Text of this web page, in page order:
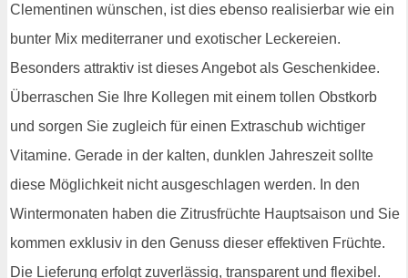
Clementinen wünschen, ist dies ebenso realisierbar wie ein
bunter Mix mediterraner und exotischer Leckereien.
Besonders attraktiv ist dieses Angebot als Geschenkidee.
Überraschen Sie Ihre Kollegen mit einem tollen Obstkorb
und sorgen Sie zugleich für einen Extraschub wichtiger
Vitamine. Gerade in der kalten, dunklen Jahreszeit sollte
diese Möglichkeit nicht ausgeschlagen werden. In den
Wintermonaten haben die Zitrusfrüchte Hauptsaison und Sie
kommen exklusiv in den Genuss dieser effektiven Früchte.
Die Lieferung erfolgt zuverlässig, transparent und flexibel.